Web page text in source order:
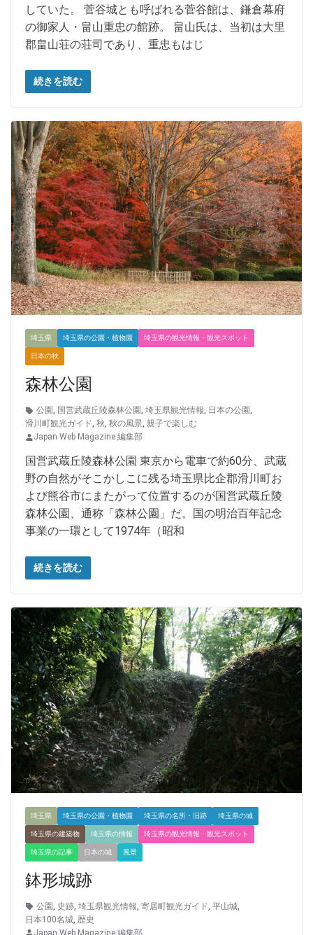
していた。 菅谷城とも呼ばれる菅谷館は、鎌倉幕府
の御家人・畠山重忠の館跡。 畠山氏は、当初は大里
郡畠山荘の荘司であり、重忠もはじ
続きを読む
埼玉県 埼玉県の公園・植物園 埼玉県の観光情報・観光スポット
日本の秋
森林公園
公園, 国営武蔵丘陵森林公園, 埼玉県観光情報, 日本の公園,
滑川町観光ガイド, 秋, 秋の風景, 親子で楽しむ
Japan Web Magazine 編集部
国営武蔵丘陵森林公園 東京から電車で約60分、武蔵
野の自然がそこかしこに残る埼玉県比企郡滑川町お
よび熊谷市にまたがって位置するのが国営武蔵丘陵
森林公園、通称「森林公園」だ。国の明治百年記念
事業の一環として1974年（昭和
続きを読む
埼玉県 埼玉県の公園・植物園 埼玉県の名所・旧跡 埼玉県の城
埼玉県の建築物 埼玉県の情報 埼玉県の観光情報・観光スポット
埼玉県の記事 日本の城 風景
鉢形城跡
公園, 史跡, 埼玉県観光情報, 寄居町観光ガイド, 平山城,
日本100名城, 歴史
Japan Web Magazine 編集部